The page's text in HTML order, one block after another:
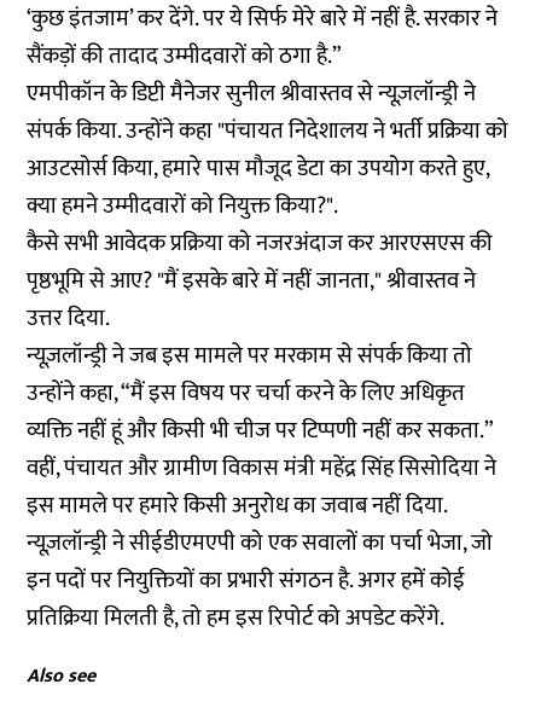
‘कुछ इंतजाम’ कर देंगे. पर ये सिर्फ मेरे बारे में नहीं है. सरकार ने
सैंकड़ों की तादाद उम्मीदवारों को ठगा है.”
एमपीकॉन के डिप्टी मैनेजर सुनील श्रीवास्तव से न्यूज़लॉन्ड्री ने
संपर्क किया. उन्होंने कहा "पंचायत निदेशालय ने भर्ती प्रक्रिया को
आउटसोर्स किया, हमारे पास मौजूद डेटा का उपयोग करते हुए,
क्या हमने उम्मीदवारों को नियुक्त किया?".
कैसे सभी आवेदक प्रक्रिया को नजरअंदाज कर आरएसएस की
पृष्ठभूमि से आए? "मैं इसके बारे में नहीं जानता," श्रीवास्तव ने
उत्तर दिया.
न्यूज़लॉन्ड्री ने जब इस मामले पर मरकाम से संपर्क किया तो
उन्होंने कहा, “मैं इस विषय पर चर्चा करने के लिए अधिकृत
व्यक्ति नहीं हूं और किसी भी चीज पर टिप्पणी नहीं कर सकता.”
वहीं, पंचायत और ग्रामीण विकास मंत्री महेंद्र सिंह सिसोदिया ने
इस मामले पर हमारे किसी अनुरोध का जवाब नहीं दिया.
न्यूज़लॉन्ड्री ने सीईडीएमएपी को एक सवालों का पर्चा भेजा, जो
इन पदों पर नियुक्तियों का प्रभारी संगठन है. अगर हमें कोई
प्रतिक्रिया मिलती है, तो हम इस रिपोर्ट को अपडेट करेंगे.
Also see